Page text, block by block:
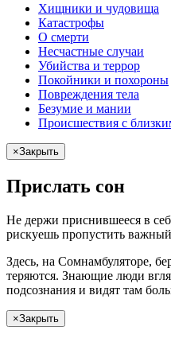
Хищники и чудовища
Катастрофы
О смерти
Несчастные случаи
Убийства и террор
Покойники и похороны
Повреждения тела
Безумие и мании
Происшествия с
×Закрыть
Прислать сон
Не держи приснившееся в
рискуешь пропустить
Здесь, на Сомнамбуляторе,
теряются. Знающие люди
подсознания и видят там
×Закрыть